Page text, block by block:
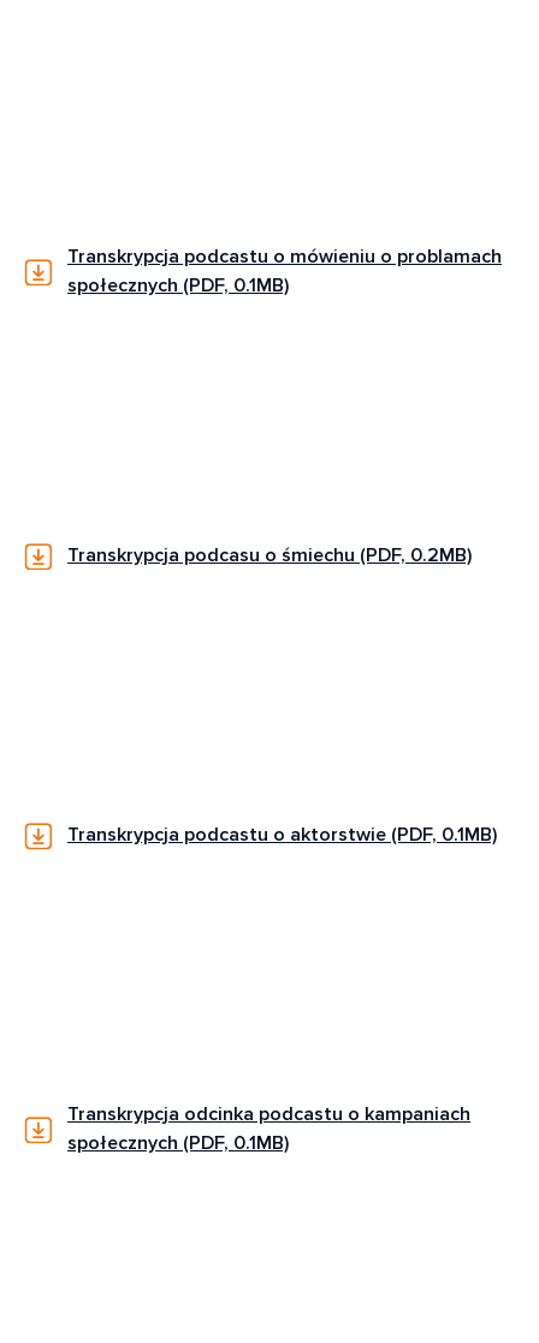
Transkrypcja podcastu o mówieniu o problamach
społecznych (PDF, 0.1MB)
Transkrypcja podcasu o śmiechu (PDF, 0.2MB)
Transkrypcja podcastu o aktorstwie (PDF, 0.1MB)
Transkrypcja odcinka podcastu o kampaniach
społecznych (PDF, 0.1MB)